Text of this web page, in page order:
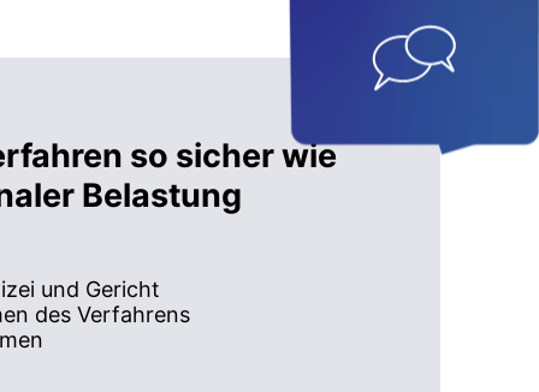
so sicher wie
Belastung
und Gericht
des Verfahrens